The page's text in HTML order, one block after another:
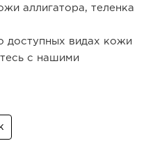
аллигатора, теленка
доступных видах кожи
с нашими